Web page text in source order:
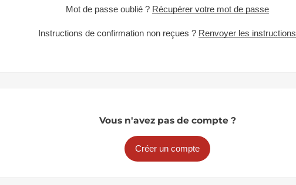
Mot de passe oublié ? Récupérer votre mot de passe
Instructions de confirmation non reçues ? Renvoyer les instructions
Vous n'avez pas de compte ?
Créer un compte